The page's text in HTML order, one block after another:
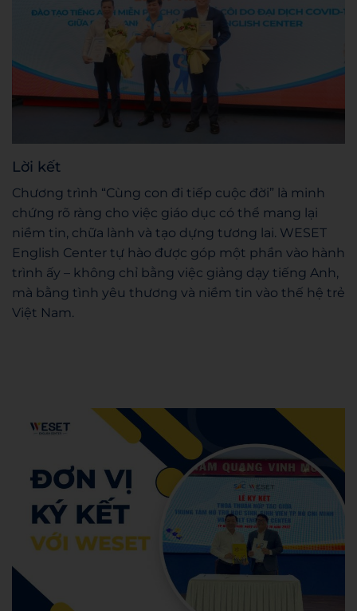
Lời kết
Chương trình “Cùng con đi tiếp cuộc đời” là minh
chứng rõ ràng cho việc giáo dục có thể mang lại
niềm tin, chữa lành và tạo dựng tương lai. WESET
English Center tự hào được góp một phần vào hành
trình ấy – không chỉ bằng việc giảng dạy tiếng Anh,
mà bằng tình yêu thương và niềm tin vào thế hệ trẻ
Việt Nam.